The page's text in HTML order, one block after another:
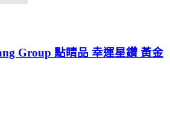
Group 點睛品 幸運星鑽 黃金